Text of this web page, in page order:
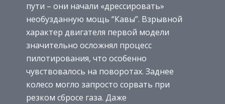
пути – они начали «дрессировать»
необузданную мощь “Кавы”. Взрывной
характер двигателя первой модели
значительно осложнял процесс
пилотирования, что особенно
чувствовалось на поворотах. Заднее
колесо могло запросто сорвать при
резком сбросе газа. Даже